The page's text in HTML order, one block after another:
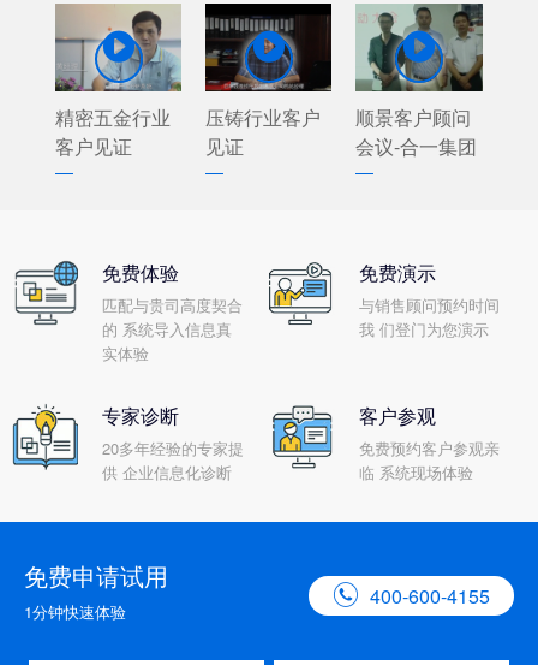

精密五金行业
客户见证

压铸行业客户
见证

顺景客户顾问
会议-合一集团
免费体验
匹配与贵司高度契合
的 系统导入信息真
实体验
免费演示
与销售顾问预约时间
我 们登门为您演示
专家诊断
20多年经验的专家提
供 企业信息化诊断
客户参观
免费预约客户参观亲
临 系统现场体验
免费申请试用
1分钟快速体验
 400-600-4155